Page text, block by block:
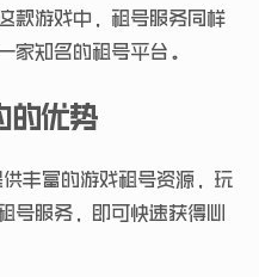
款游戏中，租号服务同样
家知名的租号平台。
的优势
丰富的游戏租号资源，玩
号服务，即可快速获得心